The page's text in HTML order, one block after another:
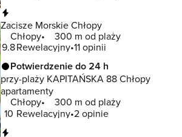
Zacisze Morskie Chłopy
Chłopy
300 m od plaży
9.8Rewelacyjny 11 opinii
Potwierdzenie do 24 h
przy-plaży KAPITAŃSKA 88 Chłopy
apartamenty
Chłopy
300 m od plaży
10 Rewelacyjny 2 opinie